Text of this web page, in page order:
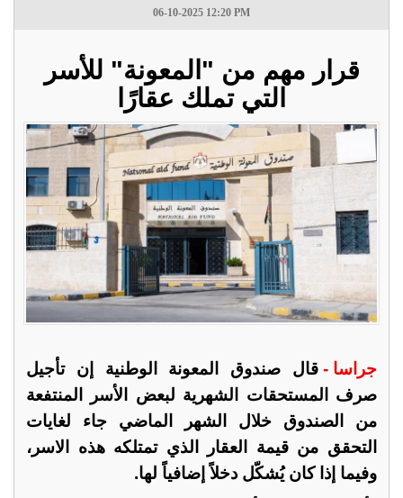
06-10-2025 12:20 PM
قرار مهم من "المعونة" للأسر
التي تملك عقارًا
جراسا - قال صندوق المعونة الوطنية إن تأجيل
صرف المستحقات الشهرية لبعض الأسر المنتفعة
من الصندوق خلال الشهر الماضي جاء لغايات
التحقق من قيمة العقار الذي تمتلكه هذه الاسر،
وفيما إذا كان يُشكّل دخلاً إضافياً لها.